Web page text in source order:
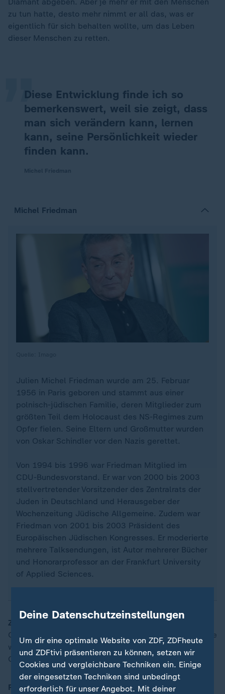
zu tun hatte, desto mehr nimmt er all das, was er
eigentlich für sich behalten wollte, um das Leben
dieser Menschen zu retten.
Diese Entwicklung finde ich so
bemerkenswert, weil sie zeigt, dass
man sich verändern kann, lernen
kann, seine Persönlichkeit wieder
finden kann.
„
Michel Friedman
Julien Michel Friedman wurde am 25. Februar
1956 in Paris geboren und stammt aus einer
polnisch-jüdischen Familie, deren Mitglieder zum
größten Teil dem Holocaust des NS-Regimes zum
Opfer fielen. Seine Eltern und Großmutter wurden
von Oskar Schindler vor den Nazis gerettet.
Von 1994 bis 1996 war Friedman Mitglied im
CDU-Bundesvorstand. Er war von 2000 bis 2003
stellvertretender Vorsitzender des Zentralrats der
Juden in Deutschland und Herausgeber der
Wochenzeitung Jüdische Allgemeine. Zudem war
Friedman von 2001 bis 2003 Präsident des
Europäischen Jüdischen Kongresses. Er moderierte
mehrere Talksendungen, ist Autor mehrerer Bücher
und Honorarprofessor an der Frankfurt University
of Applied Sciences.
ZDFheute:
In der Gegenwart wenden sich Teile der
Gesellschaft inzwischen ganz offen in die Extreme. Wie
wichtig ist heute das Erinnern an die NS-Zeit, an die
Opfer, die Täter und die Widerständler?
Friedman: Auschwitzwar nicht exterritorial, Auschwitz
Deine Datenschutzeinstellungen
Um dir eine optimale Website von ZDF, ZDFheute
und ZDFtivi präsentieren zu können, setzen wir
Cookies und vergleichbare Techniken ein. Einige
der eingesetzten Techniken sind unbedingt
erforderlich für unser Angebot. Mit deiner